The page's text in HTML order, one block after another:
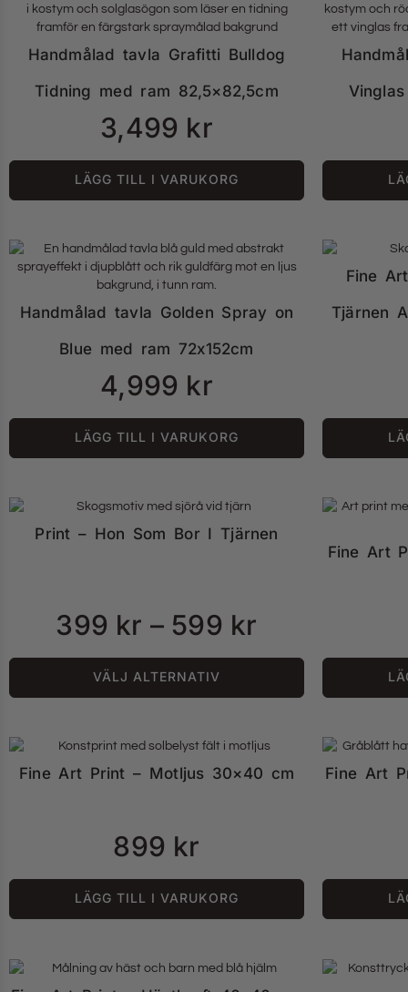
Handmålad tavla Grafitti Bulldog
Tidning med ram 82,5×82,5cm
3,499 kr
LÄGG TILL I VARUKORG
Handmålad tavla Golden Spray on
Blue med ram 72x152cm
4,999 kr
LÄGG TILL I VARUKORG
Fine
Tjärnen
Print – Hon Som Bor I Tjärnen
399 kr – 599 kr
VÄLJ ALTERNATIV
Fine Art
Fine Art Print – Motljus 30×40 cm
899 kr
LÄGG TILL I VARUKORG
Fine Art